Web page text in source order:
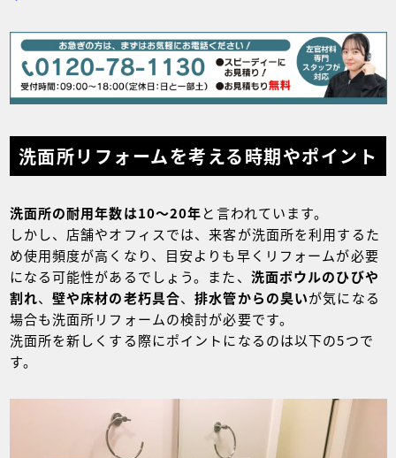
洗面所リフォームを考える時期やポイント
洗面所の耐用年数は10～20年と言われています。
しかし、店舗やオフィスでは、来客が洗面所を利用するた
め使用頻度が高くなり、目安よりも早くリフォームが必要
になる可能性があるでしょう。また、 洗面ボウルのひびや
割れ、 壁や床材の老朽具合、排水管からの臭いが気になる
場合も洗面所リフォームの検討が必要です。
洗面所を新しくする際にポイントになるのは以下の5つで
す。